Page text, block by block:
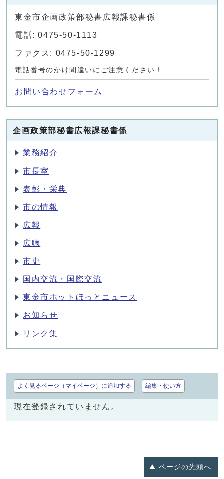
東金市企画政策部秘書広報課秘書係
電話: 0475-50-1113
ファクス: 0475-50-1299
電話番号のかけ間違いにご注意ください！
お問い合わせフォーム
企画政策部秘書広報課秘書係
業務紹介
市長室
表彰・栄典
市の情報
広報
広聴
市史
国内交流・国際交流
東金市ホットほっとニュース
お知らせ
リンク集
よく見るページ（マイページ）に追加する 編集・使い方
現在登録されていません。
ページの先頭へ